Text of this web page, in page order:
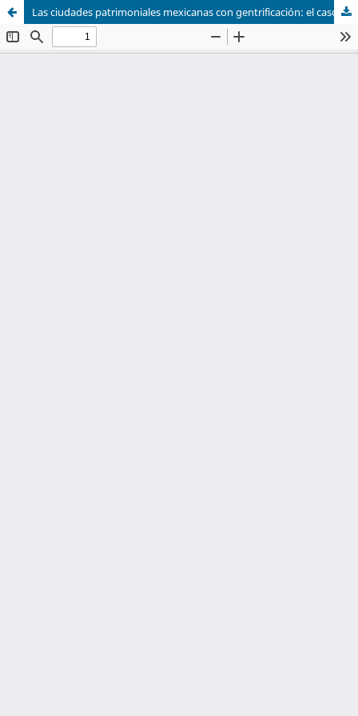
Las ciudades patrimoniales mexicanas con gentrificación: el caso del Centro Histórico de Oaxaca